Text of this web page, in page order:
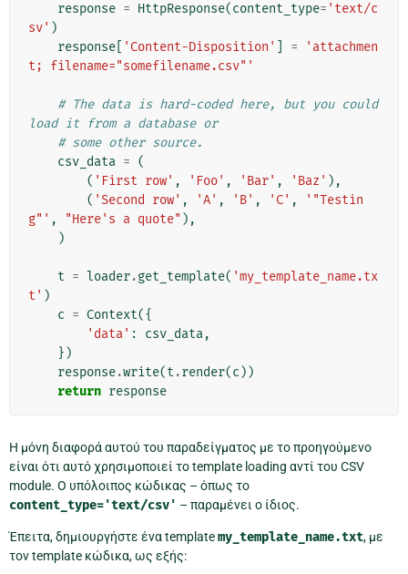
response = HttpResponse(content_type= 'text/c
sv' )
response
'Content-Disposition' =
'attachmen
t; filename="somefilename.csv"'
# The data is hard-coded here, but you could
load it from a database or
# some other source.
csv_data = (
( 'First row' , 'Foo' , 'Bar' , 'Baz' ),
( 'Second row' , 'A' , 'B' , 'C' ,
'"Testin
g"' , "Here's a quote" ),
)
t = loader.get_template( 'my_template_name.tx
t' )
c = Context({
'data' : csv_data,
})
response.write(t .render(c ))
return response
Η μόνη διαφορά αυτού του παραδείγματος με το προηγούμενο
είναι ότι αυτό χρησιμοποιεί το template loading αντί του CSV
module. Ο υπόλοιπος κώδικας – όπως το
content_type='text/csv' – παραμένει ο ίδιος.
Έπειτα, δημιουργήστε ένα templatemy_template_name.txt, με
τον template κώδικα, ως εξής: